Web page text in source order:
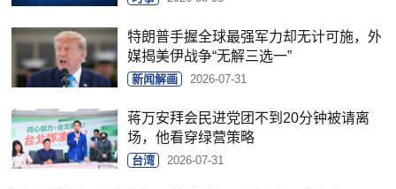
特朗普手握全球最强军力却无计可施，外
媒揭美伊战争“无解三选一”
新闻解画 2026-07-31
蒋万安拜会民进党团不到20分钟被请离
场，他看穿绿营策略
台湾 2026-07-31